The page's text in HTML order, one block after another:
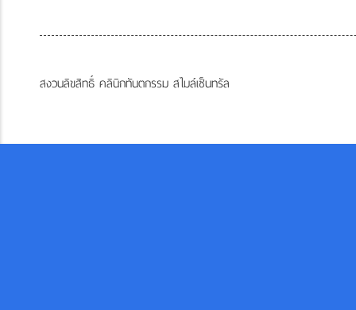
สงวนลิขสิทธิ์ คลินิกทันตกรรม สไมล์เซ็นทรัล